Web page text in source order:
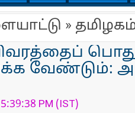
»
வேண்டும்:
PM (IST)